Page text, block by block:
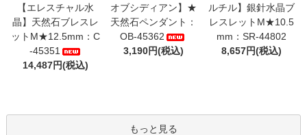
【エレスチャル水
晶】天然石ブレスレ
ットM★12.5mm：C
-45351
14,487円(税込)
オブシディアン】★
天然石ペンダント：
OB-45362
3,190円(税込)
ルチル】銀針水晶ブ
レスレットM★10.5
mm：SR-44802
8,657円(税込)
もっと見る